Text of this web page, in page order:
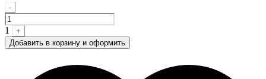
Quantity
-
1
+
Добавить в корзину и оформить